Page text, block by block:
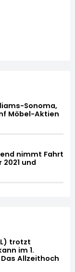
Sonoma,
Möbel-Aktien
nimmt Fahrt
und
trotzt
im 1.
Allzeithoch